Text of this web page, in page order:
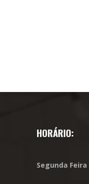
HORÁRIO:
Segunda Feira